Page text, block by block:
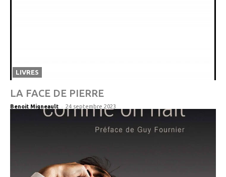
LIVRES
LA FACE DE PIERRE
Benoit Migneault - 24 septembre 2023